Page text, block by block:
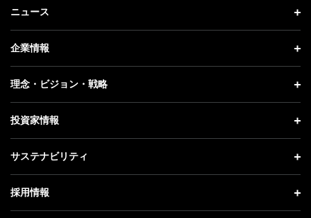
ニュース
ニュース トップ
プレスリリース
更新情報
記者説明会
企業情報
企業情報 トップ
社長メッセージ
事業紹介
ガバナンス
理念・ビジョン・戦略
理念・ビジョン・戦略 トップ
成長戦略「Activate AI for Society」
人材戦略
投資家情報
投資家情報 トップ
経営方針
サステナビリティ
サステナビリティ トップ
トップメッセージ
採用情報